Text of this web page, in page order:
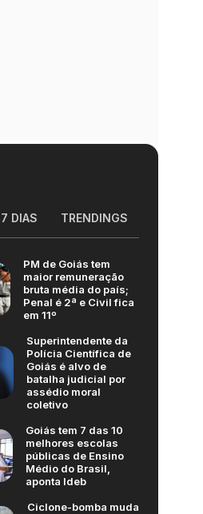
7 DIAS TRENDINGS
PM de Goiás tem
maior remuneração
bruta média do país;
Penal é 2ª e Civil fica
em 11º
Superintendente da
Polícia Científica de
Goiás é alvo de
batalha judicial por
assédio moral
coletivo
Goiás tem 7 das 10
melhores escolas
públicas de Ensino
Médio do Brasil,
aponta Ideb
Ciclone-bomba muda